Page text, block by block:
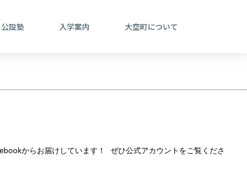
公設塾 入学案内 大空町について
からお届けしています！ ぜひ公式アカウントをご覧くださ